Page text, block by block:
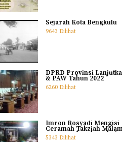
Sejarah Kota Bengkulu
9643 Dilihat
DPRD Provinsi
& PAW Tahun 2022
6260 Dilihat
Imron Rosyadi Mengisi
Ceramah Takziah
Pertama Ibunda Helmi
5343 Dilihat